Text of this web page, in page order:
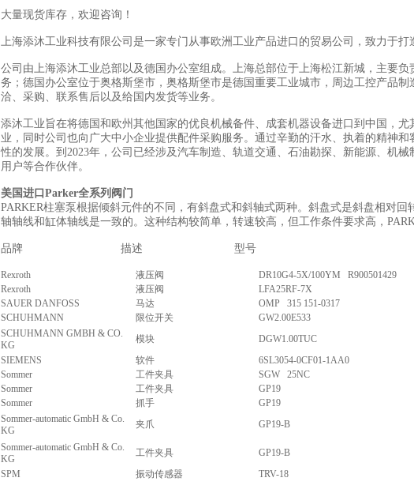
大量现货库存，欢迎咨询！
上海添沐工业科技有限公司是一家专门从事欧洲工业产品进口的贸易公司，致力于打
公司由上海添沐工业总部以及德国办公室组成。上海总部位于上海松江新城，主要
务；德国办公室位于奥格斯堡市，奥格斯堡市是德国重要工业城市，周边工控产品
洽、采购、联系售后以及给国内发货等业务。
添沐工业旨在将德国和欧州其他国家的优良机械备件、成套机器设备进口到中国，
业，同时公司也向广大中小企业提供配件采购服务。通过辛勤的汗水、执着的精神
性的发展。到2023年，公司已经涉及汽车制造、轨道交通、石油勘探、新能源、机
用户等合作伙伴。
美国进口Parker全系列阀门
PARKER柱塞泵根据倾斜元件的不同，有斜盘式和斜轴式两种。斜盘式是斜盘相对
轴轴线和缸体轴线是一致的。这种结构较简单，转速较高，但工作条件要求高，
品牌 描述 型号
Rexroth 液压阀
DR10G4-5X/100YM R900501429
Rexroth
液压阀
LFA25RF-7X
SAUER DANFOSS
马达
OMP 315 151-0317
SCHUHMANN
限位开关
GW2.00E533
SCHUHMANN GMBH & CO.
KG
模块
DGW1.00TUC
SIEMENS
软件
6SL3054-0CF01-1AA0
Sommer
工件夹具
SGW 25NC
Sommer
工件夹具
GP19
Sommer
抓手
GP19
Sommer-automatic GmbH & Co.
KG
夹爪 GP19-B
Sommer-automatic GmbH & Co.
KG
工件夹具
GP19-B
SPM
振动传感器
TRV-18